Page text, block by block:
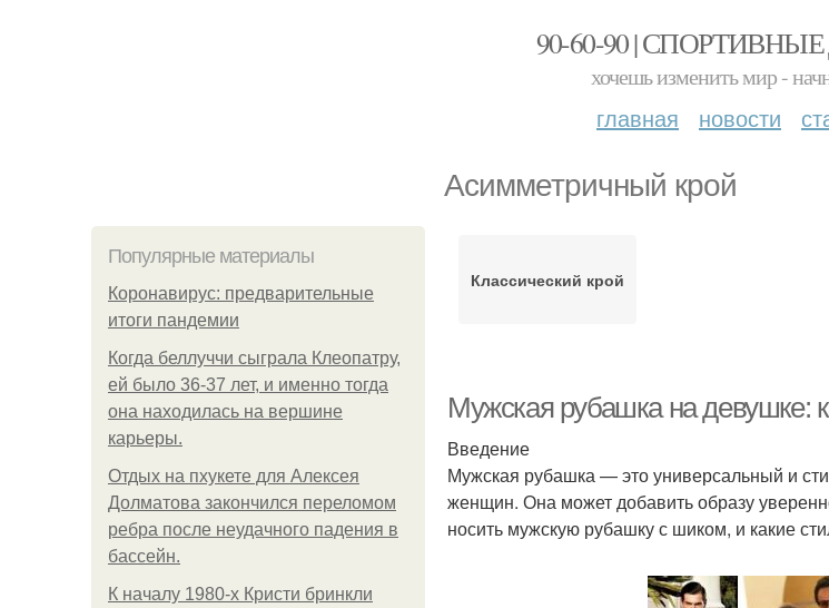
90-60-90 |
хочешь изменить мир -
главная новости
Асимметричный крой
Популярные материалы
Коронавирус: предварительные
итоги пандемии
Когда беллуччи сыграла Клеопатру,
ей было 36-37 лет, и именно тогда
она находилась на вершине
карьеры.
Отдых на пхукете для Алексея
Долматова закончился переломом
ребра после неудачного падения в
бассейн.
К началу 1980-х Кристи бринкли
Классический крой
Мужская рубашка на девушке:
Введение
Мужская рубашка — это универсальный и
женщин. Она может добавить образу
носить мужскую рубашку с шиком, и какие